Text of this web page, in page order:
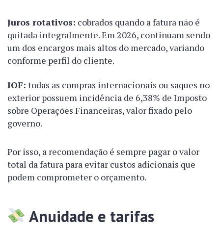
Juros rotativos: cobrados quando a fatura não é
quitada integralmente. Em 2026, continuam sendo
um dos encargos mais altos do mercado, variando
conforme perfil do cliente.
IOF: todas as compras internacionais ou saques no
exterior possuem incidência de 6,38% de Imposto
sobre Operações Financeiras, valor fixado pelo
governo.
Por isso, a recomendação é sempre pagar o valor
total da fatura para evitar custos adicionais que
podem comprometer o orçamento.
Anuidade e tarifas